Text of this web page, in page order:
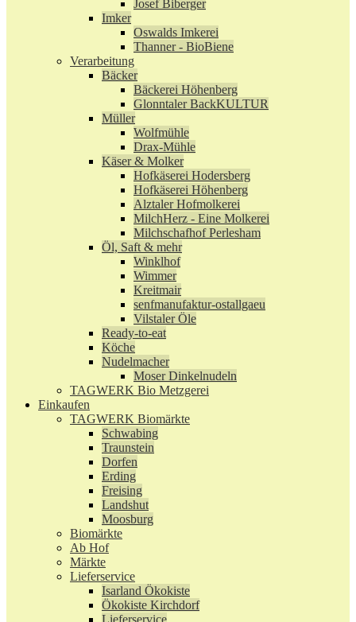
Josef Biberger
Imker
Oswalds Imkerei
Thanner - BioBiene
Verarbeitung
Bäcker
Bäckerei Höhenberg
Glonntaler BackKULTUR
Müller
Wolfmühle
Drax-Mühle
Käser & Molker
Hofkäserei Hodersberg
Hofkäserei Höhenberg
Alztaler Hofmolkerei
MilchHerz - Eine Molkerei
Milchschafhof Perlesham
Öl, Saft & mehr
Winklhof
Wimmer
Kreitmair
senfmanufaktur-ostallgaeu
Vilstaler Öle
Ready-to-eat
Köche
Nudelmacher
Moser Dinkelnudeln
TAGWERK Bio Metzgerei
Einkaufen
TAGWERK Biomärkte
Schwabing
Traunstein
Dorfen
Erding
Freising
Landshut
Moosburg
Biomärkte
Ab Hof
Märkte
Lieferservice
Isarland Ökokiste
Ökokiste Kirchdorf
Lieferservice